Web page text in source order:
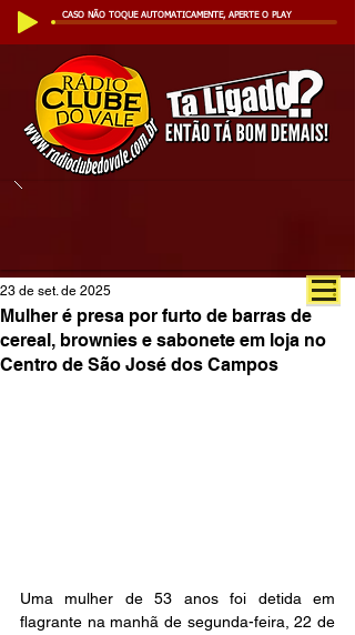
CASO NÃO TOQUE AUTOMATICAMENTE, APERTE O PLAY
Mulher é presa por furto de barras de
cereal, brownies e sabonete em loja no
Centro de São José dos Campos
23 de set. de 2025
Uma mulher de 53 anos foi detida em
flagrante na manhã de segunda-feira, 22 de